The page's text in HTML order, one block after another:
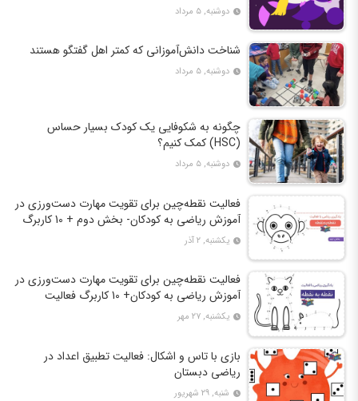
دوشنبه, ۵ مرداد
شناخت دانش‌آموزانی که کمتر اهل گفتگو هستند
دوشنبه, ۵ مرداد
چگونه به شکوفایی یک کودک بسیار حساس
(HSC) کمک کنیم؟
دوشنبه, ۵ مرداد
فعالیت نقطه‌چین برای تقویت مهارت دست‌ورزی در
آموزش ریاضی به کودکان- بخش دوم + 10 کاربرگ
فعالیت
یکشنبه, ۲ آذر
فعالیت نقطه‌چین برای تقویت مهارت دست‌ورزی در
آموزش ریاضی به کودکان+ 10 کاربرگ فعالیت
یکشنبه, ۲۷ مهر
بازی با تاس و اشکال: فعالیت تطبیق اعداد در
ریاضی دبستان
شنبه, ۲۹ شهریور